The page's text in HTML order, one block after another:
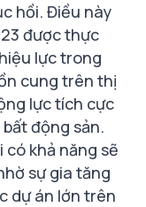
hồi. Điều này
được thực
lực trong
cung trên thị
lực tích cực
động sản.
khả năng sẽ
sự gia tăng
dự án lớn trên